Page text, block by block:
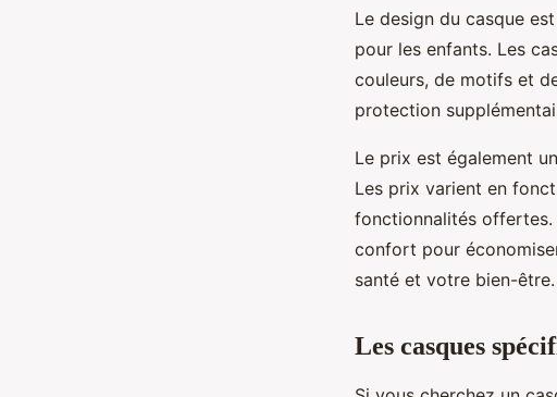
Le design du casque
pour les enfants. Les
couleurs, de motifs et
protection
Le prix est également
Les prix varient en
fonctionnalités
confort pour
santé et votre bien-être.
Les casques